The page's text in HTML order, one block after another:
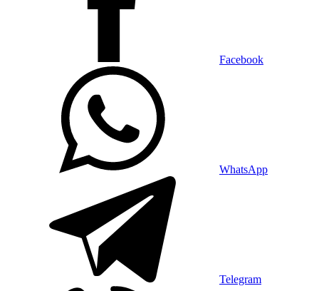
Facebook
WhatsApp
Telegram